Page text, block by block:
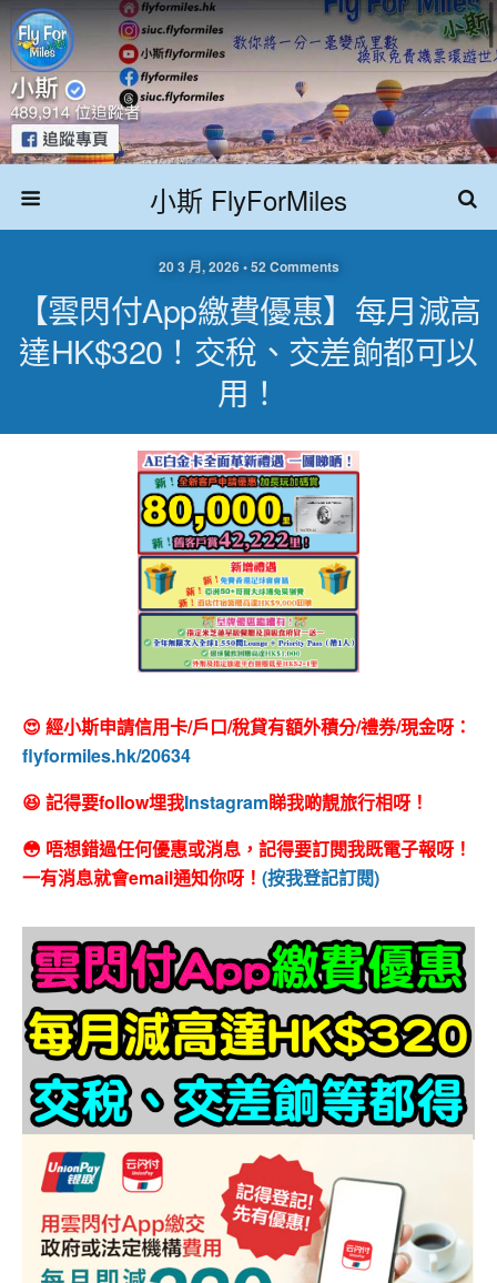
小斯 FlyForMiles
20 3 月, 2026 • 52 Comments
【雲閃付App繳費優惠】每月減高
達HK$320！交稅、交差餉都可以
用！
😍 經小斯申請信用卡/戶口/稅貸有額外積分/禮券/現金呀：
flyformiles.hk/20634
😆 記得要follow埋我Instagram睇我啲靚旅行相呀！
😳 唔想錯過任何優惠或消息，記得要訂閱我既電子報呀！
一有消息就會email通知你呀！ (按我登記訂閱)